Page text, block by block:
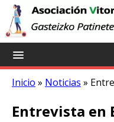
Inicio » Noticias »
Entrevista en